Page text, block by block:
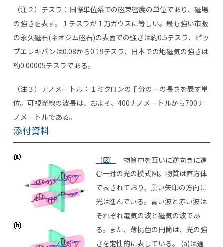
（注２）テスラ：国際単位系での磁束密度の単位であり、磁場
の強さを表す。１テスラが１万ガウスに等しい。最も強い市販
の永久磁石(ネオジム磁石)の表面での強さは約0.5テスラ、ピッ
プエレキバンは0.08から0.19テスラ、日本での地磁気の強さは
約0.00005テスラである。
（注３）ナノメートル：１ミクロンの千分の一の長さを表す単
位。可視光線の波長は、およそ、400ナノメートルから700ナ
ノメートルである。
添付資料
（図）
物質中を互いに逆向きに進
む一対の光の模式図。物質は直方体
で表されており、黒い矢印の方向に
光は進んでいる。青い波と赤い波は
それぞれ電気の波と磁気の波であ
る。また、薄桃色の円筒は、光の強
さを定性的に表している。 (a)は通